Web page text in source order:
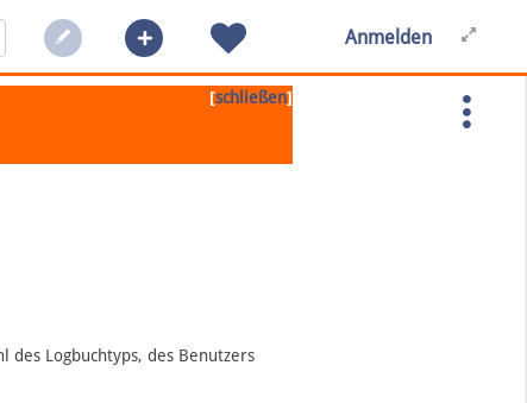
Anmelden
[schließen]
Logbuchtyps, des Benutzers